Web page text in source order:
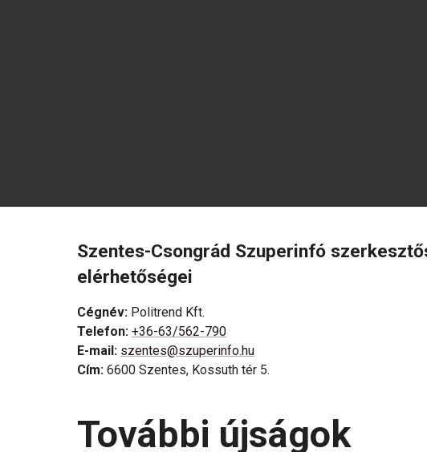
Szentes-Csongrád Szuperinfó
elérhetőségei
Cégnév: Politrend Kft.
Telefon: +36-63/562-790
E-mail: szentes@szuperinfo.hu
Cím: 6600 Szentes, Kossuth tér 5.
További újságok